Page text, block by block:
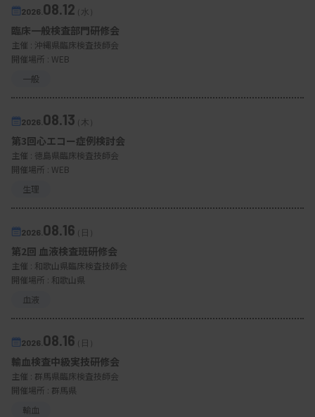
2026. 08.12（水）
臨床一般検査部門研修会
主催 : 沖縄県臨床検査技師会
開催場所 : WEB
一般
2026. 08.13（木）
第3回心エコー症例検討会
主催 : 徳島県臨床検査技師会
開催場所 : WEB
生理
2026. 08.16（日）
第2回 血液検査班研修会
主催 : 和歌山県臨床検査技師会
開催場所 : 和歌山県
血液
2026. 08.16（日）
輸血検査中級実技研修会
主催 : 群馬県臨床検査技師会
開催場所 : 群馬県
輸血